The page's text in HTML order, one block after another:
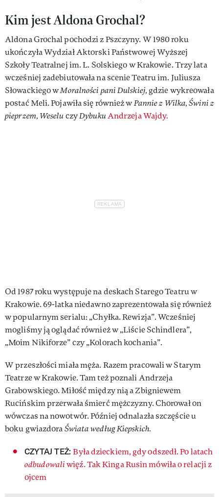
Kim jest Aldona Grochal?
Aldona Grochal pochodzi z Pszczyny. W 1980 roku
ukończyła Wydział Aktorski Państwowej Wyższej
Szkoły Teatralnej im. L. Solskiego w Krakowie. Trzy lata
wcześniej zadebiutowała na scenie Teatru im. Juliusza
Słowackiego wMoralności pani Dulskiej, gdzie wykreowała
postać Meli. Pojawiła się również wPannie z Wilka, Świni z
pieprzem, WeseluczyDybukuAndrzeja Wajdy.
Od 1987 roku występuje na deskach Starego Teatru w
Krakowie. 69-latka niedawno zaprezentowała się również
w popularnym serialu: „Chyłka. Rewizja”. Wcześniej
mogliśmy ją oglądać również w „Liście Schindlera”,
„Moim Nikiforze” czy „Kolorach kochania”.
W przeszłości miała męża. Razem pracowali w Starym
Teatrze w Krakowie. Tam też poznali Andrzeja
Grabowskiego. Miłość między nią a Zbigniewem
Rucińskim przerwała śmierć mężczyzny. Chorował on
wówczas na nowotwór. Później odnalazła szczęście u
boku gwiazdoraŚwiata według Kiepskich.
CZYTAJ TEŻ:Była dzieckiem, gdy odszedł. Po latach
odbudowaliwięź. Tak Kinga Rusin mówiła o relacji z
ojcem